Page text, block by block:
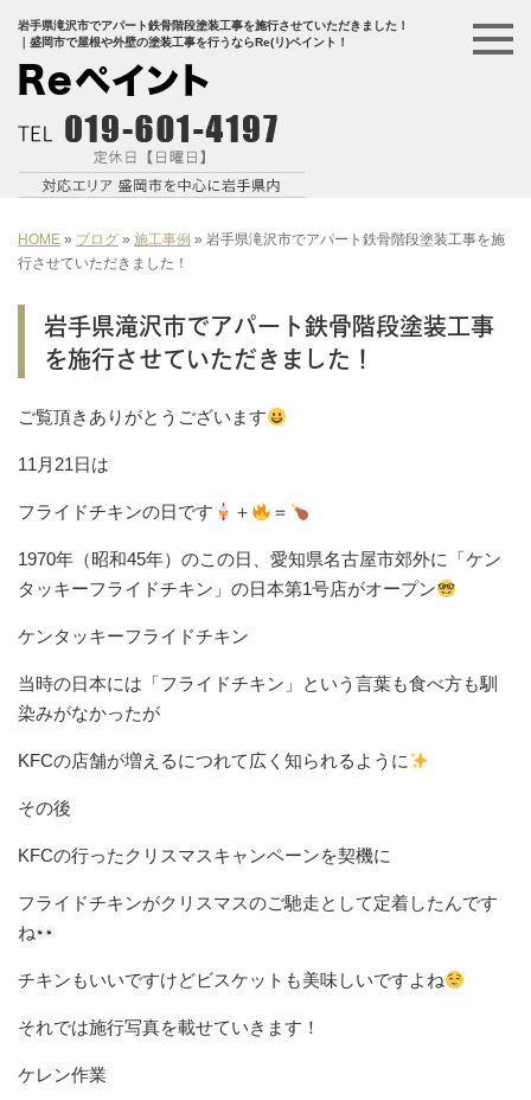
岩手県滝沢市でアパート鉄骨階段塗装工事を施行させていただきました！
｜盛岡市で屋根や外壁の塗装工事を行うならRe(リ)ペイント！
HOME » ブログ » 施工事例 » 岩手県滝沢市でアパート鉄骨階段塗装工事を施
行させていただきました！
岩手県滝沢市でアパート鉄骨階段塗装工事
を施行させていただきました！
ご覧頂きありがとうございます
11月21日は
フライドチキンの日です ＋ ＝
1970年（昭和45年）のこの日、愛知県名古屋市郊外に「ケン
タッキーフライドチキン」の日本第1号店がオープン
ケンタッキーフライドチキン
当時の日本には「フライドチキン」という言葉も食べ方も馴
染みがなかったが
KFCの店舗が増えるにつれて広く知られるように
その後
KFCの行ったクリスマスキャンペーンを契機に
フライドチキンがクリスマスのご馳走として定着したんです
ね
チキンもいいですけどビスケットも美味しいですよね
それでは施行写真を載せていきます！
ケレン作業